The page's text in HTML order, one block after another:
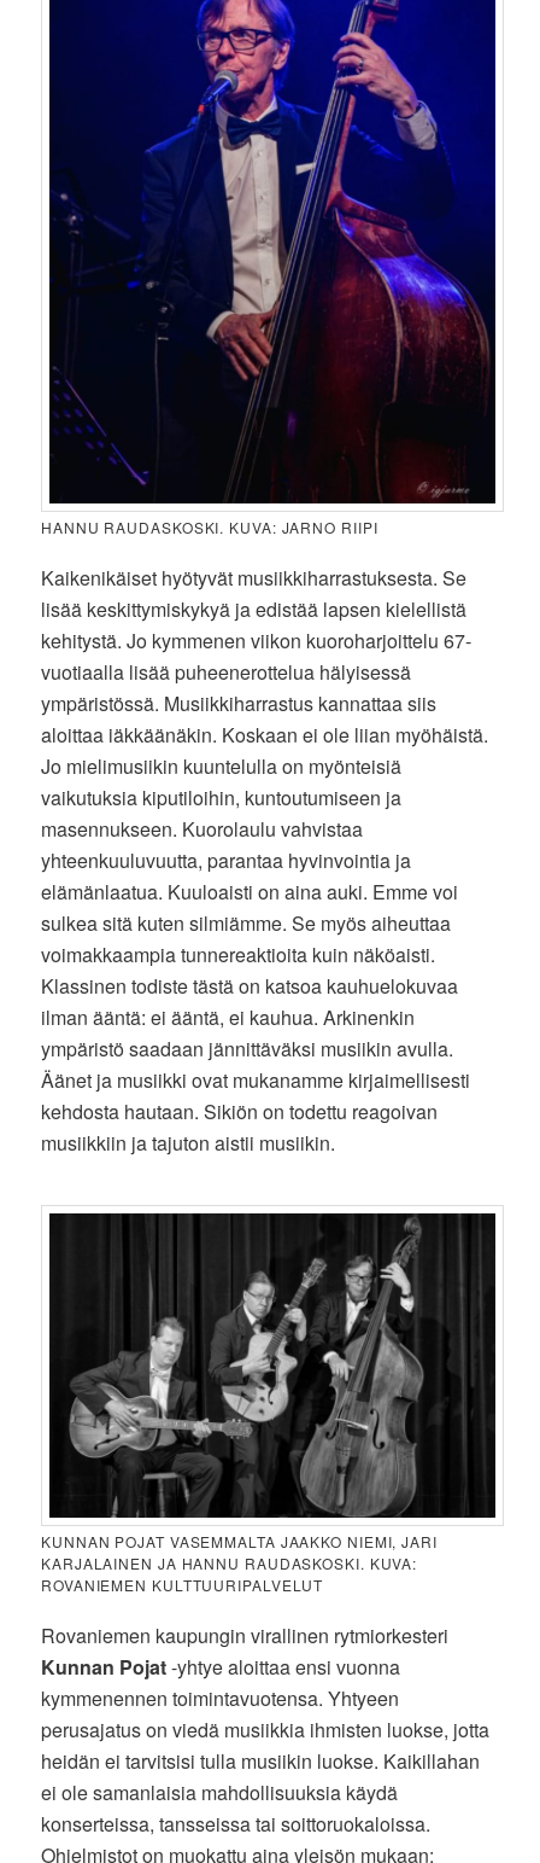
HANNU RAUDASKOSKI. KUVA: JARNO RIIPI
Kaikenikäiset hyötyvät musiikkiharrastuksesta. Se
lisää keskittymiskykyä ja edistää lapsen kielellistä
kehitystä. Jo kymmenen viikon kuoroharjoittelu 67-
vuotiaalla lisää puheenerottelua hälyisessä
ympäristössä. Musiikkiharrastus kannattaa siis
aloittaa iäkkäänäkin. Koskaan ei ole liian myöhäistä.
Jo mielimusiikin kuuntelulla on myönteisiä
vaikutuksia kiputiloihin, kuntoutumiseen ja
masennukseen. Kuorolaulu vahvistaa
yhteenkuuluvuutta, parantaa hyvinvointia ja
elämänlaatua. Kuuloaisti on aina auki. Emme voi
sulkea sitä kuten silmiämme. Se myös aiheuttaa
voimakkaampia tunnereaktioita kuin näköaisti.
Klassinen todiste tästä on katsoa kauhuelokuvaa
ilman ääntä: ei ääntä, ei kauhua. Arkinenkin
ympäristö saadaan jännittäväksi musiikin avulla.
Äänet ja musiikki ovat mukanamme kirjaimellisesti
kehdosta hautaan. Sikiön on todettu reagoivan
musiikkiin ja tajuton aistii musiikin.
KUNNAN POJAT VASEMMALTA JAAKKO NIEMI, JARI
KARJALAINEN JA HANNU RAUDASKOSKI. KUVA:
ROVANIEMEN KULTTUURIPALVELUT
Rovaniemen kaupungin virallinen rytmiorkesteri
Kunnan Pojat-yhtye aloittaa ensi vuonna
kymmenennen toimintavuotensa. Yhtyeen
perusajatus on viedä musiikkia ihmisten luokse, jotta
heidän ei tarvitsisi tulla musiikin luokse. Kaikillahan
ei ole samanlaisia mahdollisuuksia käydä
konserteissa, tansseissa tai soittoruokaloissa.
Ohjelmistot on muokattu aina yleisön mukaan: